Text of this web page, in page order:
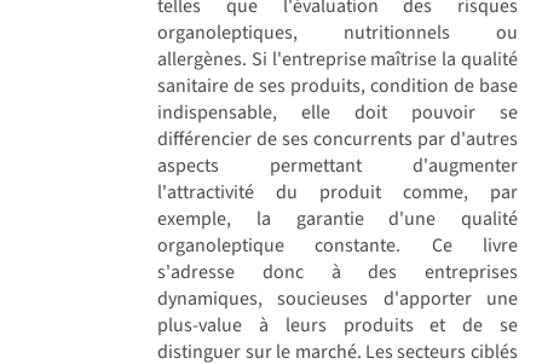
telles que l'évaluation des risques
organoleptiques, nutritionnels ou
allergènes. Si l'entreprise maîtrise la qualité
sanitaire de ses produits, condition de base
indispensable, elle doit pouvoir se
différencier de ses concurrents par d'autres
aspects permettant d'augmenter
l'attractivité du produit comme, par
exemple, la garantie d'une qualité
organoleptique constante. Ce livre
s'adresse donc à des entreprises
dynamiques, soucieuses d'apporter une
plus-value à leurs produits et de se
distinguer sur le marché. Les secteurs ciblés